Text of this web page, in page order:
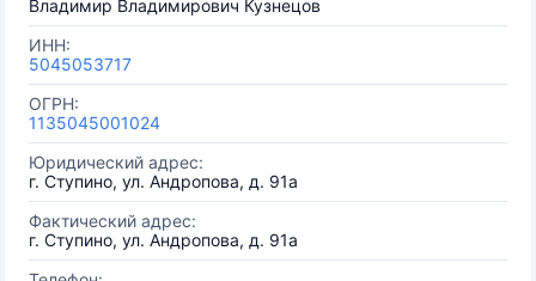
Владимир Владимирович Кузнецов
ИНН:
5045053717
ОГРН:
1135045001024
Юридический адрес:
г. Ступино, ул. Андропова, д. 91а
Фактический адрес:
г. Ступино, ул. Андропова, д. 91а